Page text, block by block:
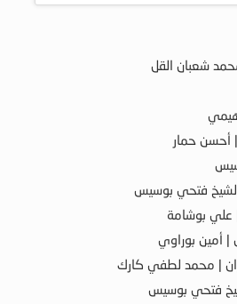
شعبان القل
أحسن حمار
الشيخ فتحي بوسيس
علي بوشامة
أمين بوراوي
| محمد لطفي كارك
فتحي بوسيس